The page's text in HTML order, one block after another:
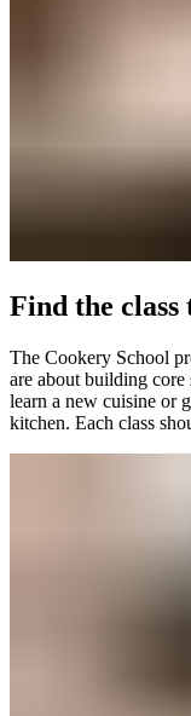
Find the class that suits your appetite​​​​‌
The Cookery School
are about building core
learn a new cuisine or
kitchen. Each class should feel useful, generous and easy to enjoy.​​​​‌